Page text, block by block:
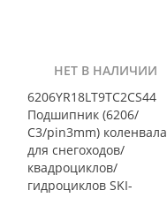
НЕТ В НАЛИЧИИ
6206YR18LT9TC2CS44
Подшипник (6206/
С3/pin3mm) коленвала
для снегоходов/
квадроциклов/
гидроциклов SKI-